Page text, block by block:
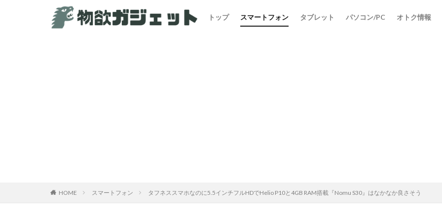
トップ スマートフォン タブレット パソコン/PC オトク情報
HOME スマートフォン タフネススマホなのに5.5インチフルHDでHelio P10と4GB RAM搭載『Nomu S30』はなかなか良さそう